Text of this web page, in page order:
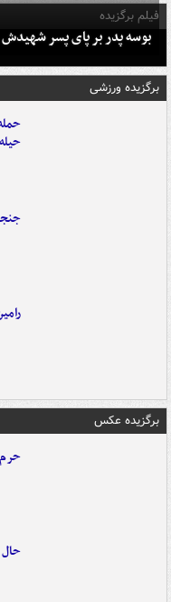
فیلم برگزیده
بوسه‌ پدر بر پای پسر شهیدش
برگزیده ورزشی
برگزیده عکس
حال